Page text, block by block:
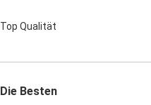
Top Qualität
Die Besten